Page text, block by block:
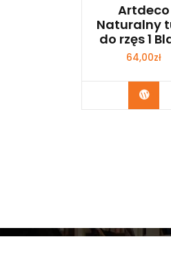
Artdeco
Naturalny
do rzęs 1
64,00zł